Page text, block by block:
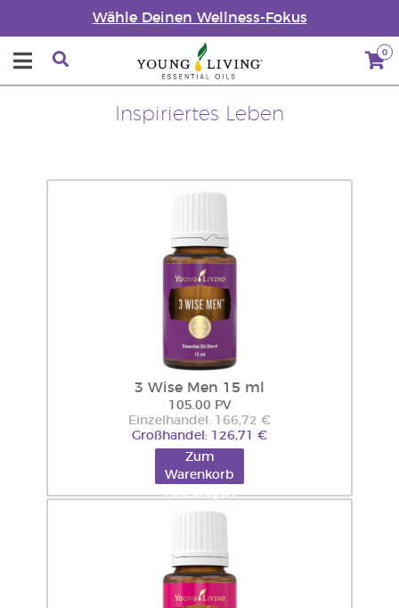
Wähle Deinen Wellness-Fokus
0
Inspiriertes Leben
3 Wise Men 15 ml
105.00 PV
Einzelhandel: 166,72 €
Großhandel: 126,71 €
Zum
Warenkorb
hinzufügen